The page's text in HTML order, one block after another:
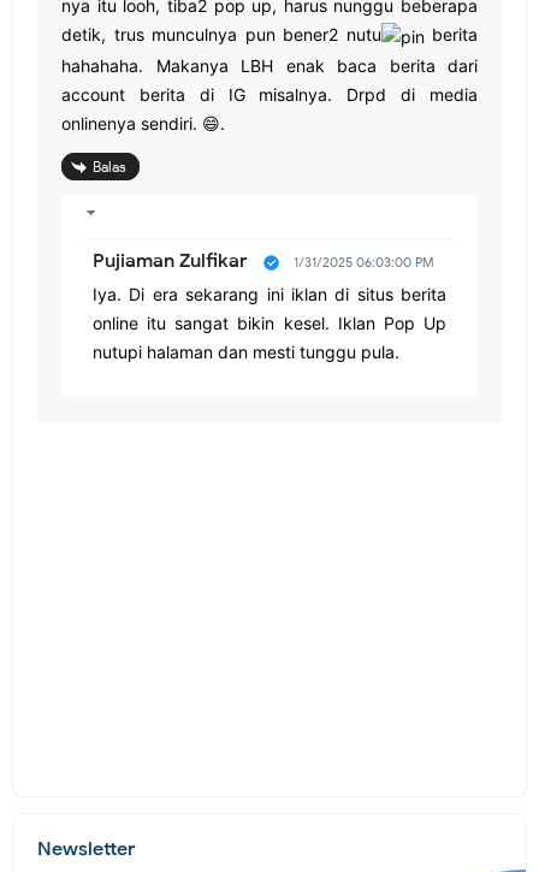
nya itu looh, tiba2 pop up, harus nunggu beberapa
detik, trus munculnya pun bener2 nutu
berita
hahahaha. Makanya LBH enak baca berita dari
account berita di IG misalnya. Drpd di media
onlinenya sendiri. 😄.
Balas
Pujiaman Zulfikar 1/31/2025 06:03:00 PM
Iya. Di era sekarang ini iklan di situs berita
online itu sangat bikin kesel. Iklan Pop Up
nutupi halaman dan mesti tunggu pula.
Newsletter